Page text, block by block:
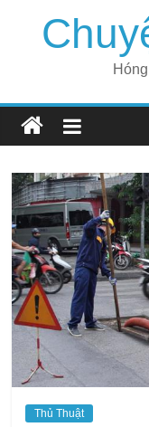
Thủ Thuật